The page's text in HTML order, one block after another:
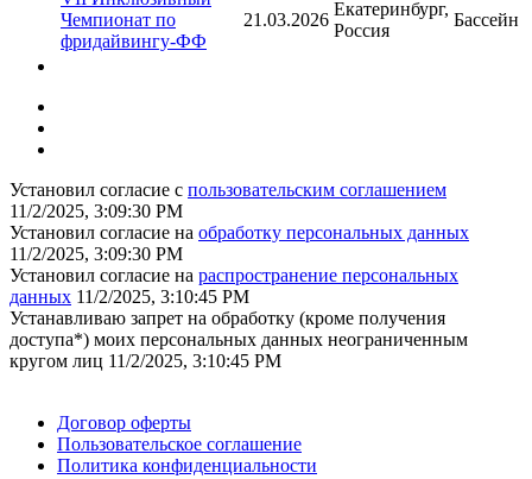
Чемпионат по
фридайвингу-ФФ
21.03.2026
Екатеринбург,
Россия
Бассейн
Установил согласие с пользовательским соглашением
11/2/2025, 3:09:30 PM
Установил согласие на обработку персональных данных
11/2/2025, 3:09:30 PM
Установил согласие на распространение персональных
данных 11/2/2025, 3:10:45 PM
Устанавливаю запрет на обработку (кроме получения
доступа*) моих персональных данных неограниченным
кругом лиц 11/2/2025, 3:10:45 PM
Договор оферты
Пользовательское соглашение
Политика конфиденциальности